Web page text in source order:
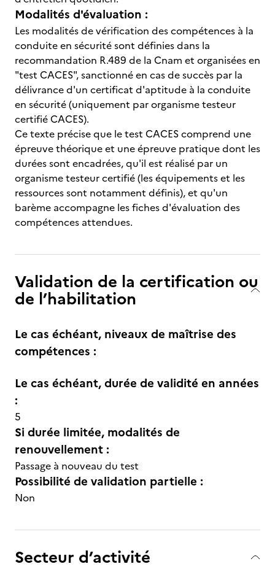
Modalités d'évaluation :
Les modalités de vérification des compétences à la
conduite en sécurité sont définies dans la
recommandation R.489 de la Cnam et organisées en
"test CACES", sanctionné en cas de succès par la
délivrance d'un certificat d'aptitude à la conduite
en sécurité (uniquement par organisme testeur
certifié CACES).
Ce texte précise que le test CACES comprend une
épreuve théorique et une épreuve pratique dont les
durées sont encadrées, qu'il est réalisé par un
organisme testeur certifié (les équipements et les
ressources sont notamment définis), et qu'un
barème accompagne les fiches d'évaluation des
compétences attendues.
Validation de la certification ou
de l’habilitation
Le cas échéant, niveaux de maîtrise des
compétences :
Le cas échéant, durée de validité en années
:
5
Si durée limitée, modalités de
renouvellement :
Passage à nouveau du test
Possibilité de validation partielle :
Non
Secteur d’activité